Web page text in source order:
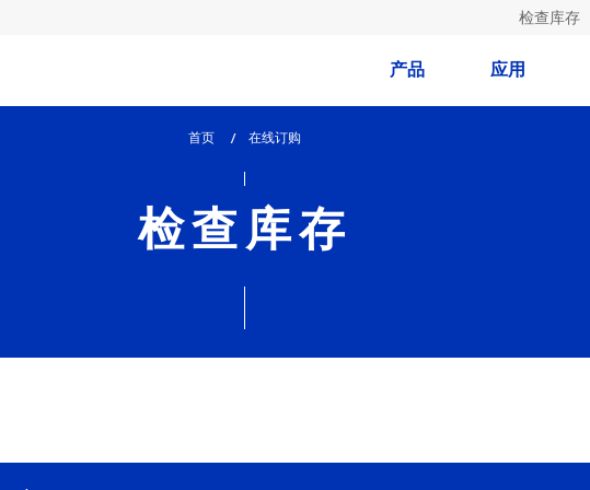
检查库存
产品 应用
首页
lem_current_page
在线订购
检查库存